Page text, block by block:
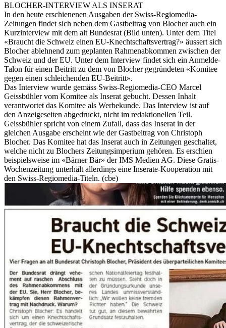
BLOCHER-INTERVIEW ALS INSERAT
In den heute erschienenen Ausgaben der Swiss-Regiomedia-
Zeitungen findet sich neben dem Gastbeitrag von Blocher auch ein
Kurzinterview mit dem alt Bundesrat (Bild unten). Unter dem Titel
«Braucht die Schweiz einen EU-Knechtschaftsvertrag?» äussert sich
Blocher ablehnend zum geplanten Rahmenabkommen zwischen der
Schweiz und der EU. Unter dem Interview findet sich ein Anmelde-
Talon für einen Beitritt zu dem von Blocher gegründeten «Komitee
gegen einen schleichenden EU-Beitritt».
Das Interview wurde gemäss Swiss-Regiomedia-CEO Marcel
Geissbühler vom Komitee als Inserat gebucht. Dessen Inhalt
verantwortet das Komitee als Werbekunde. Das Interview ist auf
den Anzeigeseiten abgedruckt, nicht im redaktionellen Teil.
Geissbühler spricht von einem Zufall, dass das Inserat in der
gleichen Ausgabe erscheint wie der Gastbeitrag von Christoph
Blocher. Das Komitee hat das Inserat auch in Zeitungen geschaltet,
welche nicht zu Blochers Zeitungsimperium gehören. Es erschien
beispielsweise im «Bärner Bär» der IMS Medien AG. Diese Gratis-
Wochenzeitung unterhält allerdings eine Inserate-Kooperation mit
den Swiss-Regiomedia-Titeln. (cbe)